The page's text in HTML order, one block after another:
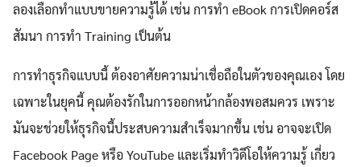
ลองเลือกทำแบบขายความรู้ได้ เช่น การทำ eBook การเปิดคอร์ส
สัมนา การทำ Training เป็นต้น
การทำธุรกิจแบบนี้ ต้องอาศัยความน่าเชื่อถือในตัวของคุณเอง โดย
เฉพาะในยุคนี้ คุณต้องรักในการออกหน้ากล้องพอสมควร เพราะ
มันจะช่วยให้ธุรกิจนี้ประสบความสำเร็จมากขึ้น เช่น อาจจะเปิด
Facebook Page หรือ YouTube และเริ่มทำวิดีโอให้ความรู้ เกี่ยว